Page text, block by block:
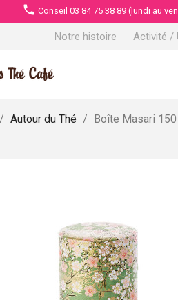
phone Conseil 03 84 75 38 89 (lundi au
Notre histoire Activité /
Autour du Thé Boîte Masari